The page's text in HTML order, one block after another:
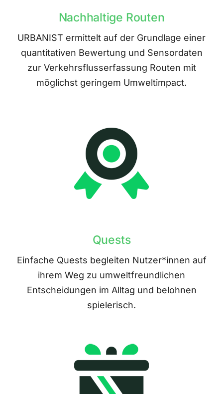
Nachhaltige Routen
URBANIST ermittelt auf der Grundlage einer
quantitativen Bewertung und Sensordaten
zur Verkehrsflusserfassung Routen mit
möglichst geringem Umweltimpact.
Quests
Einfache Quests begleiten Nutzer*innen auf
ihrem Weg zu umweltfreundlichen
Entscheidungen im Alltag und belohnen
spielerisch.